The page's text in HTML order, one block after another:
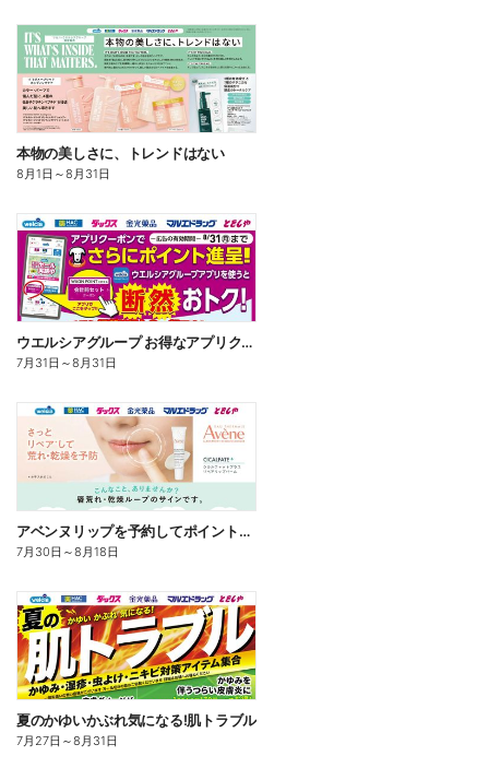
本物の美しさに、トレンドはない
8月1日 ～8月31日
ウエルシアグループ お得なアプリクーポン
7月31日 ～8月31日
アベンヌリップを予約してポイントゲット!
7月30日 ～8月18日
夏のかゆいかぶれ気になる!肌トラブル
7月27日 ～8月31日